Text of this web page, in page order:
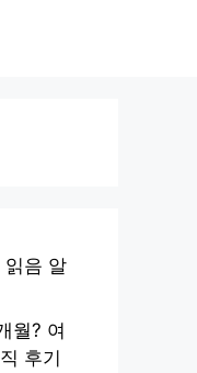
읽음 알
월? 여
후기